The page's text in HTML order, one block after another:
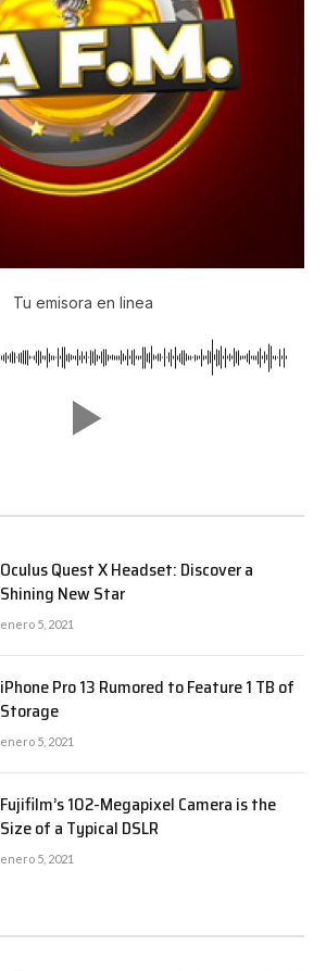
Tu emisora en linea
Oculus Quest X Headset: Discover a
Shining New Star
enero 5, 2021
iPhone Pro 13 Rumored to Feature 1 TB of
Storage
enero 5, 2021
Fujifilm’s 102-Megapixel Camera is the
Size of a Typical DSLR
enero 5, 2021